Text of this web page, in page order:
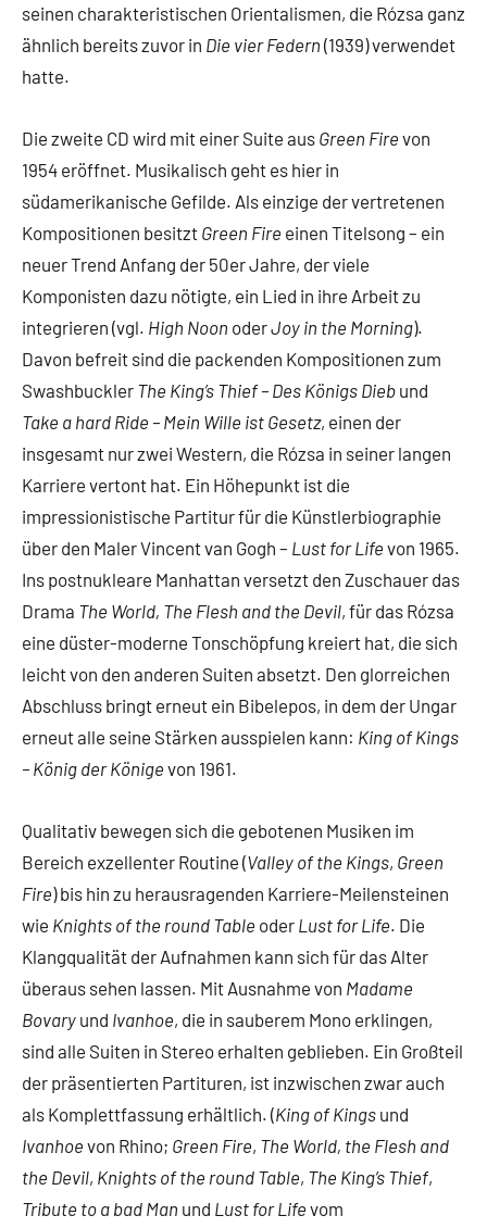
seinen charakteristischen Orientalismen, die Rózsa ganz
ähnlich bereits zuvor in Die vier Federn (1939) verwendet
hatte.
Die zweite CD wird mit einer Suite aus Green Fire von
1954 eröffnet. Musikalisch geht es hier in
südamerikanische Gefilde. Als einzige der vertretenen
Kompositionen besitzt Green Fire einen Titelsong – ein
neuer Trend Anfang der 50er Jahre, der viele
Komponisten dazu nötigte, ein Lied in ihre Arbeit zu
integrieren (vgl. High Noon oderJoy in the Morning).
Davon befreit sind die packenden Kompositionen zum
Swashbuckler The King’s Thief – Des Königs Dieb und
Take a hard Ride – Mein Wille ist Gesetz, einen der
insgesamt nur zwei Western, die Rózsa in seiner langen
Karriere vertont hat. Ein Höhepunkt ist die
impressionistische Partitur für die Künstlerbiographie
über den Maler Vincent van Gogh – Lust for Life von 1965.
Ins postnukleare Manhattan versetzt den Zuschauer das
Drama The World, The Flesh and the Devil, für das Rózsa
eine düster-moderne Tonschöpfung kreiert hat, die sich
leicht von den anderen Suiten absetzt. Den glorreichen
Abschluss bringt erneut ein Bibelepos, in dem der Ungar
erneut alle seine Stärken ausspielen kann: King of Kings
– König der Könige von 1961.
Qualitativ bewegen sich die gebotenen Musiken im
Bereich exzellenter Routine (Valley of the Kings, Green
Fire) bis hin zu herausragenden Karriere-Meilensteinen
wie Knights of the round Table oder Lust for Life. Die
Klangqualität der Aufnahmen kann sich für das Alter
überaus sehen lassen. Mit Ausnahme von Madame
Bovary und Ivanhoe, die in sauberem Mono erklingen,
sind alle Suiten in Stereo erhalten geblieben. Ein Großteil
der präsentierten Partituren, ist inzwischen zwar auch
als Komplettfassung erhältlich. (King of Kings und
Ivanhoe von Rhino; Green Fire, The World, the Flesh and
the Devil, Knights of the round Table, The King’s Thief,
Tribute to a bad Man und Lust for Life vom